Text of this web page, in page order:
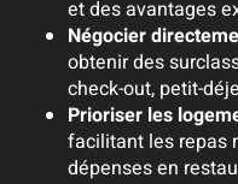
et des avantages
Négocier
obtenir des
check-out, petit-
Prioriser les
facilitant les repas
dépenses en